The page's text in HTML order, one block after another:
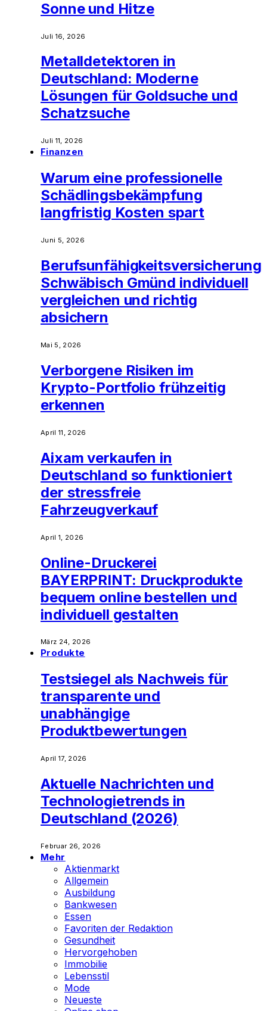
Sonne und Hitze
Juli 16, 2026
Metalldetektoren in
Deutschland: Moderne
Lösungen für Goldsuche und
Schatzsuche
Juli 11, 2026
Finanzen
Warum eine professionelle
Schädlingsbekämpfung
langfristig Kosten spart
Juni 5, 2026
Berufsunfähigkeitsversicherung
Schwäbisch Gmünd individuell
vergleichen und richtig
absichern
Mai 5, 2026
Verborgene Risiken im
Krypto-Portfolio frühzeitig
erkennen
April 11, 2026
Aixam verkaufen in
Deutschland so funktioniert
der stressfreie
Fahrzeugverkauf
April 1, 2026
Online-Druckerei
BAYERPRINT: Druckprodukte
bequem online bestellen und
individuell gestalten
März 24, 2026
Produkte
Testsiegel als Nachweis für
transparente und
unabhängige
Produktbewertungen
April 17, 2026
Aktuelle Nachrichten und
Technologietrends in
Deutschland (2026)
Februar 26, 2026
Mehr
Aktienmarkt
Allgemein
Ausbildung
Bankwesen
Essen
Favoriten der Redaktion
Gesundheit
Hervorgehoben
Immobilie
Lebensstil
Mode
Neueste